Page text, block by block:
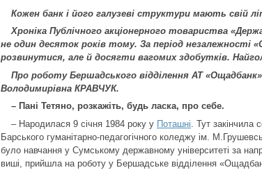
Кожен банк і його галузеві структури мають свій
Хроніка Публічного акціонерного товариства
не один десяток років тому. За період незалежності
розвинутися, але й досягти вагомих здобутків.
Про роботу Бершадського відділення АТ «Ощадбанк»
Володимирівна КРАВЧУК.
– Пані Тетяно, розкажіть, будь ласка, про себе.
– Народилася 9 січня 1984 року у Поташні . Тут
Барського гуманітарно-педагогічного коледжу ім.
було навчання у Сумському державному університеті за
виші, прийшла на роботу у Бершадське відділення